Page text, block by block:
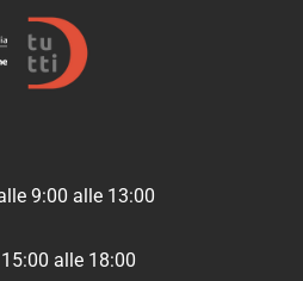
9:00 alle 13:00
alle 18:00